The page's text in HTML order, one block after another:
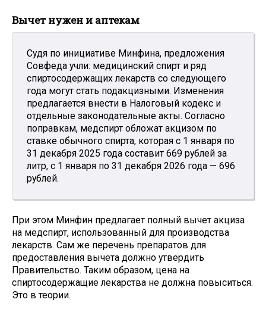
Вычет нужен и аптекам
Судя по инициативе Минфина, предложения
Совфеда учли: медицинский спирт и ряд
спиртосодержащих лекарств со следующего
года могут стать подакцизными. Изменения
предлагается внести в Налоговый кодекс и
отдельные законодательные акты. Согласно
поправкам, медспирт обложат акцизом по
ставке обычного спирта, которая с 1 января по
31 декабря 2025 года составит 669 рублей за
литр, с 1 января по 31 декабря 2026 года — 696
рублей.
При этом Минфин предлагает полный вычет акциза
на медспирт, использованный для производства
лекарств. Сам же перечень препаратов для
предоставления вычета должно утвердить
Правительство. Таким образом, цена на
спиртосодержащие лекарства не должна повыситься.
Это в теории.